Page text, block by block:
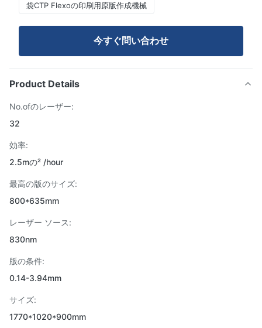
袋CTP Flexoの印刷用原版作成機械
今すぐ問い合わせ
Product Details
No.ofのレーザー:
32
効率:
2.5mの² /hour
最高の版のサイズ:
800*635mm
レーザー ソース:
830nm
版の条件:
0.14-3.94mm
サイズ:
1770*1020*900mm